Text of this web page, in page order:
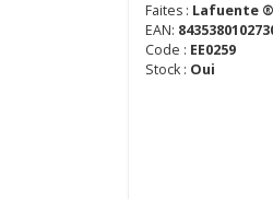
Faites : Lafuente ®
EAN:
Code : EE0259
Stock : Oui